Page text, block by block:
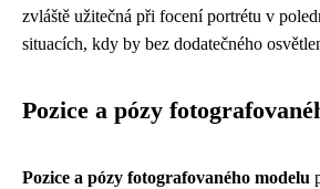
zvláště užitečná při focení portrétu v
situacích, kdy by bez dodatečného
Pozice a pózy
Pozice a pózy fotografovaného modelu